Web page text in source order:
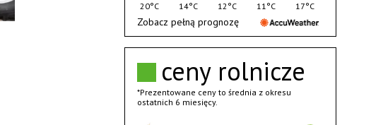
ceny rolnicze
*Prezentowane ceny to średnia z okresu
ostatnich 6 miesięcy.
20°C
14°C
12°C
11°C
17°C
Zobacz pełną prognozę